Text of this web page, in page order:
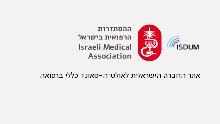
אתר החברה הישראלית לאולטרה-סאונד כללי ברפואה